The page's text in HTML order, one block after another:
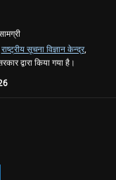
राष्ट्रीय सूचना विज्ञान केन्द्र,
द्वारा किया गया है।